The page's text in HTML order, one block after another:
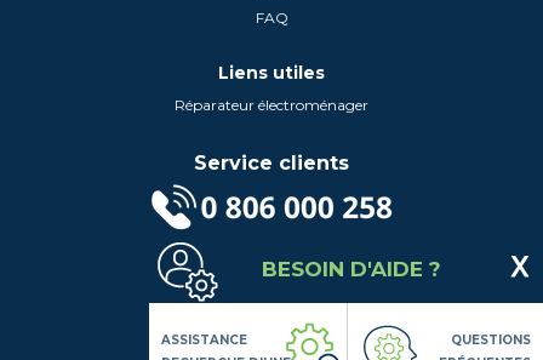
FAQ
Liens utiles
Réparateur électroménager
Service clients
(Service gratuit + prix d'un appel local)
Lundi au Vendredi de 9h à 18h
Contactez-Nous
Suivez-nous
BESOIN D'AIDE ?
ASSISTANCE
QUESTIONS